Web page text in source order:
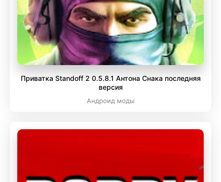
Приватка Standoff 2 0.5.8.1 Антона Снака последняя
версия
Андроид моды